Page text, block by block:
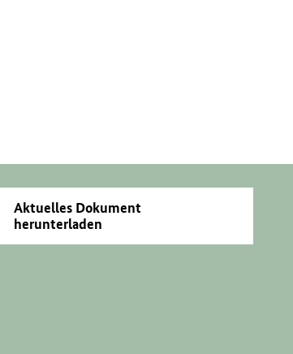
Aktuelles Dokument
herunterladen